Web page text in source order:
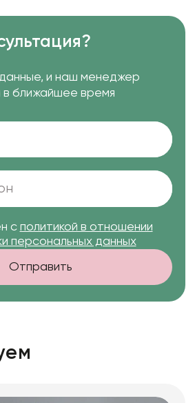
и наш менеджер
в ближайшее время
с политикой в отношении
персональных данных
Отправить